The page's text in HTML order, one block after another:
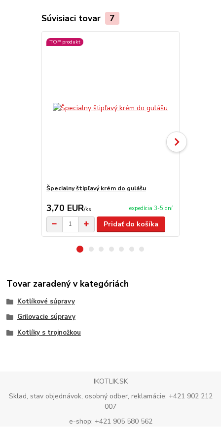
Súvisiaci tovar 7
TOP produkt
Špecialny štipľavý krém do gulášu
3,70 EUR/ks expedícia 3-5 dní
Pridať do košíka
Tovar zaradený v kategóriách
Kotlíkové súpravy
Grilovacie súpravy
Kotlíky s trojnožkou
IKOTLIK.SK
Sklad, stav objednávok, osobný odber, reklamácie: +421 902 212
007
e-shop: +421 905 580 562